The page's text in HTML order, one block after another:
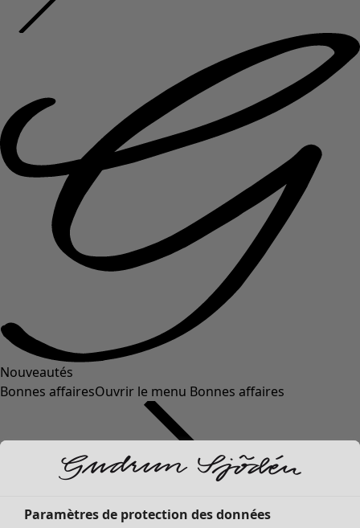
Nouveautés
Bonnes affairesOuvrir le menu Bonnes affaires
Paramètres de protection des données